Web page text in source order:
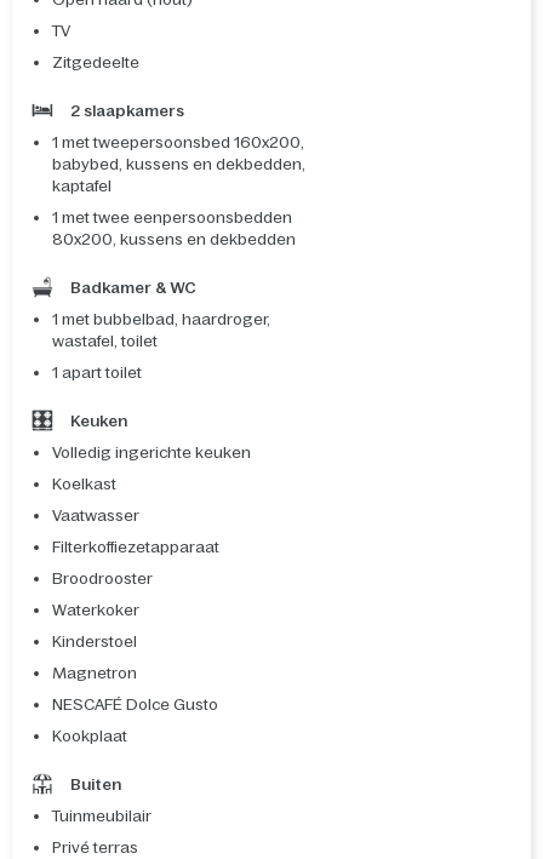
TV
Zitgedeelte
2 slaapkamers
1 met tweepersoonsbed 160x200,
babybed, kussens en dekbedden,
kaptafel
1 met twee eenpersoonsbedden
80x200, kussens en dekbedden
Badkamer & WC
1 met bubbelbad, haardroger,
wastafel, toilet
1 apart toilet
Keuken
Volledig ingerichte keuken
Koelkast
Vaatwasser
Filterkoffiezetapparaat
Broodrooster
Waterkoker
Kinderstoel
Magnetron
NESCAFÉ Dolce Gusto
Kookplaat
Buiten
Tuinmeubilair
Privé terras